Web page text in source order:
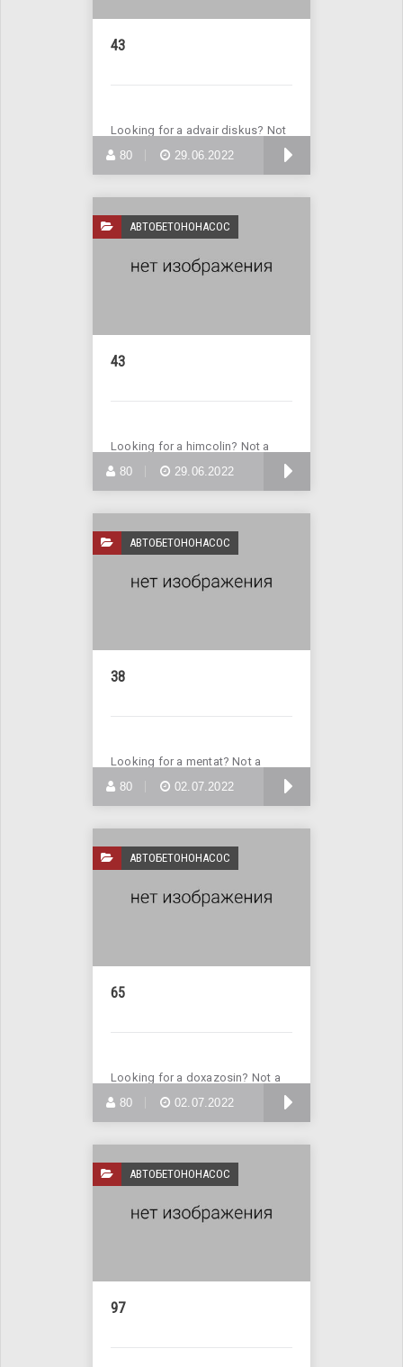
43
Looking for a advair diskus? Not
a problem! Enter Site
80 29.06.2022
АВТОБЕТОНОНАСОС
43
Looking for a himcolin? Not a
problem! Buy himcolin online
80 29.06.2022
АВТОБЕТОНОНАСОС
38
Looking for a mentat? Not a
problem! Enter Site >>>
80 02.07.2022
АВТОБЕТОНОНАСОС
65
Looking for a doxazosin? Not a
problem! Enter Site >>>
80 02.07.2022
АВТОБЕТОНОНАСОС
97